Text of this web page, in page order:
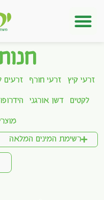
זרעי קיץ זרעי חורף זרעים
לקטים דשן אורגני
רשימת המינים המלאה